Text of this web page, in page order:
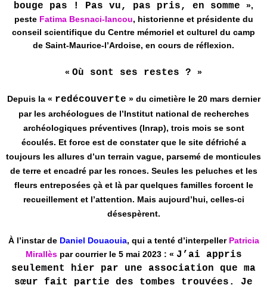
bouge pas ! Pas vu, pas pris, en somme »,
peste Fatima Besnaci-Iancou, historienne et présidente du
conseil scientifique du Centre mémoriel et culturel du camp
de Saint-Maurice-l’Ardoise, en cours de réflexion.
« Où sont ses restes ? »
Depuis la « redécouverte » du cimetière le 20 mars dernier
par les archéologues de l’Institut national de recherches
archéologiques préventives (Inrap), trois mois se sont
écoulés. Et force est de constater que le site défriché a
toujours les allures d’un terrain vague, parsemé de monticules
de terre et encadré par les ronces. Seules les peluches et les
fleurs entreposées çà et là par quelques familles forcent le
recueillement et l’attention. Mais aujourd’hui, celles-ci
désespèrent.
À l’instar de Daniel Douaouia, qui a tenté d’interpeller Patricia
Mirallèspar courrier le 5 mai 2023 : « J’ai appris
seulement hier par une association que ma
sœur fait partie des tombes trouvées. Je